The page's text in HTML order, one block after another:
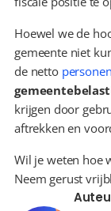
Hoewel we de
gemeente niet
de netto
krijgen door
aftrekken en
Wil je weten hoe
Neem gerust